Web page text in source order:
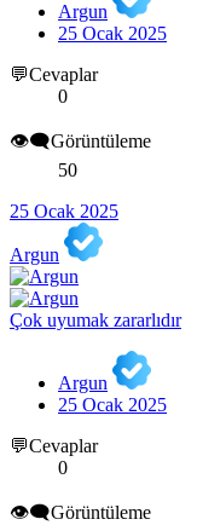
Argun
25 Ocak 2025
💬Cevaplar
0
👁️‍🗨️Görüntüleme
50
25 Ocak 2025
Argun
Çok uyumak zararlıdır
Argun
25 Ocak 2025
💬Cevaplar
0
👁️‍🗨️Görüntüleme